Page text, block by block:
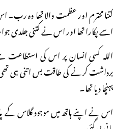
کتنا محترم اور عظمت والا تھا وہ
اسے پکارا تھا اور اس نے کتنی جلدی
اللہ کسی انسان پر اس کی استطاعت
برداشت کرنے کی طاقت بس اتنی ہی
پہنچا دیا تھا۔
اس نے اپنے ہاتھ میں موجود گلاس کے